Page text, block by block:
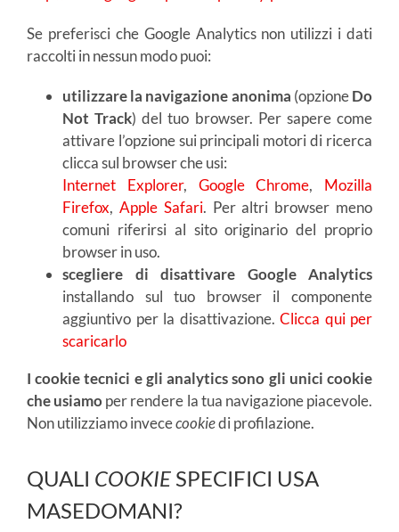
Se preferisci che Google Analytics non utilizzi i dati
raccolti in nessun modo puoi:
utilizzare la navigazione anonima (opzioneDo
Not Track) del tuo browser. Per sapere come
attivare l’opzione sui principali motori di ricerca
clicca sul browser che usi:
Internet Explorer, Google Chrome, Mozilla
Firefox, Apple Safari. Per altri browser meno
comuni riferirsi al sito originario del proprio
browser in uso.
scegliere di disattivare Google Analytics
installando sul tuo browser il componente
aggiuntivo per la disattivazione. Clicca qui per
scaricarlo
I cookie tecnici e gli analytics sono gli unici cookie
che usiamo per rendere la tua navigazione piacevole.
Non utilizziamo invececookiedi profilazione.
QUALI COOKIE SPECIFICI USA
MASEDOMANI?